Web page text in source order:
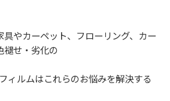
やカーペット、フローリング、カー
褪せ・劣化の
ィルムはこれらのお悩みを解決する